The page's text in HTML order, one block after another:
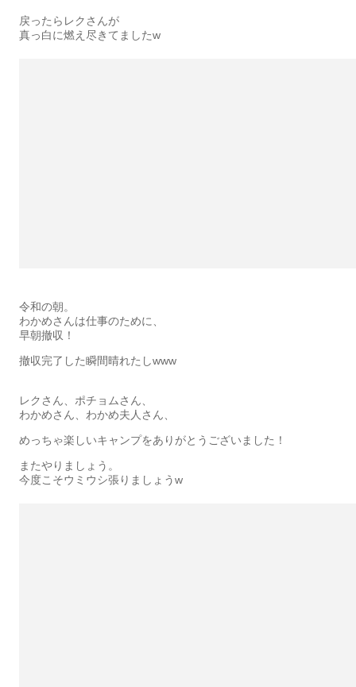
戻ったらレクさんが
真っ白に燃え尽きてましたw
令和の朝。
わかめさんは仕事のために、
早朝撤収！
撤収完了した瞬間晴れたしwww
レクさん、ポチョムさん、
わかめさん、わかめ夫人さん、
めっちゃ楽しいキャンプをありがとうございました！
またやりましょう。
今度こそウミウシ張りましょうw